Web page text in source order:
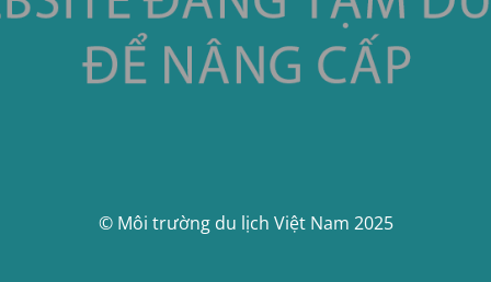
© Môi trường du lịch Việt Nam 2025